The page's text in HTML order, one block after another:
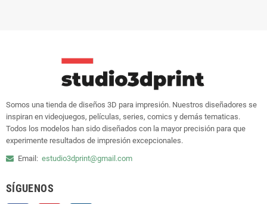
Somos una tienda de diseños 3D para impresión. Nuestros diseñadores se
inspiran en videojuegos, películas, series, comics y demás tematicas.
Todos los modelos han sido diseñados con la mayor precisión para que
experimente resultados de impresión excepcionales.
Email: estudio3dprint@gmail.com
SÍGUENOS